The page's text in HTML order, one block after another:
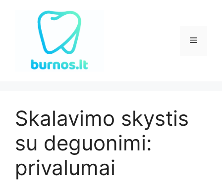
Meniu
Skalavimo skystis
su deguonimi:
privalumai